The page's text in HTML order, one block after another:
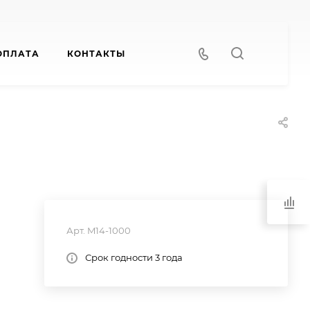
КОНТАКТЫ
Арт. M14-1000
Срок годности 3 года